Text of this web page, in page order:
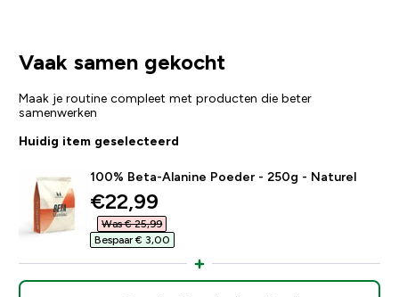
Vaak samen gekocht
Maak je routine compleet met producten die beter
samenwerken
Huidig item geselecteerd
100% Beta-Alanine Poeder - 250g - Naturel
discounted price
€22,99‎
Was € 25,99‎
Bespaar € 3,00‎